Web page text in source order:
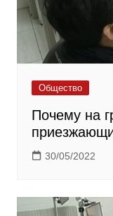
Общество
Почему на
30/05/2022